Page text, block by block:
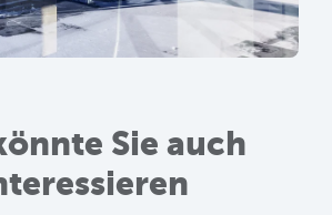
Sie auch